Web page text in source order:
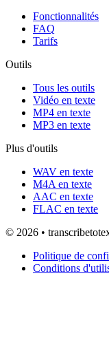
Fonctionnalités
FAQ
Tarifs
Outils
Tous les outils
Vidéo en texte
MP4 en texte
MP3 en texte
Plus d'outils
WAV en texte
M4A en texte
AAC en texte
FLAC en texte
© 2026 •
Politique de
Conditions